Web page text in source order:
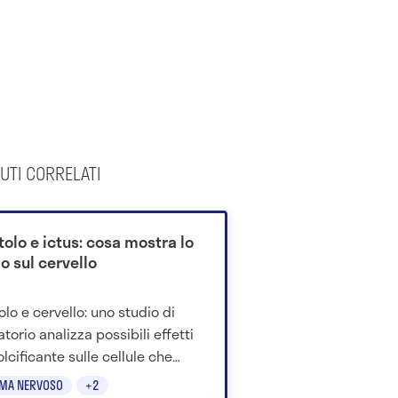
CORRELATI
NERVOSO +2
e ictus: cosa mostra lo
sul cervello
e cervello: uno studio di
analizza possibili effetti
sulle cellule che
i vasi cerebrali.